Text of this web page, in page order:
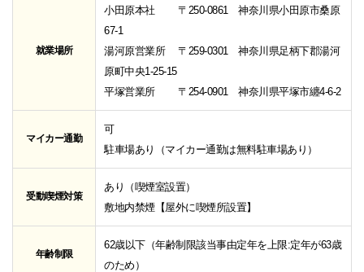
就業場所
小田原本社 〒250-0861 神奈川県小田原市桑原
67-1
湯河原営業所 〒259-0301 神奈川県足柄下郡湯河
原町中央1-25-15
平塚営業所 〒254-0901 神奈川県平塚市纏4-6-2
マイカー通勤
可
駐車場あり（マイカー通勤は無料駐車場あり）
受動喫煙対策
あり（喫煙室設置）
敷地内禁煙【屋外に喫煙所設置】
年齢制限
62歳以下（年齢制限該当事由定年を上限:定年が63歳
のため）